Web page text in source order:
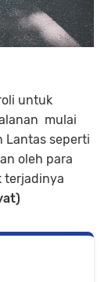
untuk
mulai
Lantas seperti
oleh para
terjadinya